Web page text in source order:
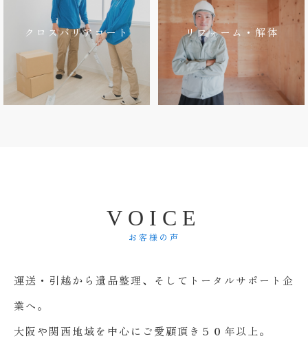
クロスバリアコート リフォーム・解体
V O I C E
お客様の声
運送・引越から遺品整理、そしてトータルサポート企
業へ。
大阪や関西地域を中心にご愛顧頂き５０年以上。